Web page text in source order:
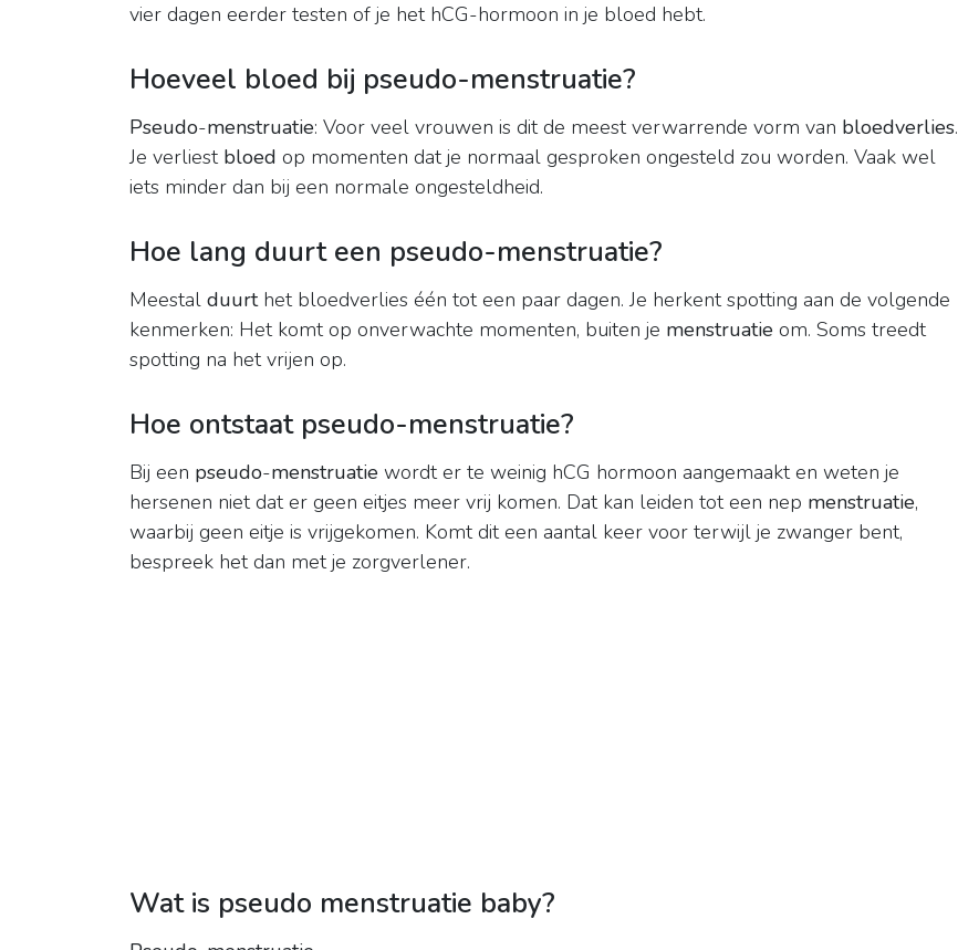
vier dagen eerder testen of je het hCG-hormoon in je bloed hebt.
Hoeveel bloed bij pseudo-menstruatie?
Pseudo-menstruatie: Voor veel vrouwen is dit de meest verwarrende vorm van bloedverlies.
Je verliest bloed op momenten dat je normaal gesproken ongesteld zou worden. Vaak wel
iets minder dan bij een normale ongesteldheid.
Hoe lang duurt een pseudo-menstruatie?
Meestal duurthet bloedverlies één tot een paar dagen. Je herkent spotting aan de volgende
kenmerken: Het komt op onverwachte momenten, buiten je menstruatie om. Soms treedt
spotting na het vrijen op.
Hoe ontstaat pseudo-menstruatie?
Bij een pseudo-menstruatie wordt er te weinig hCG hormoon aangemaakt en weten je
hersenen niet dat er geen eitjes meer vrij komen. Dat kan leiden tot een nep menstruatie,
waarbij geen eitje is vrijgekomen. Komt dit een aantal keer voor terwijl je zwanger bent,
bespreek het dan met je zorgverlener.
Wat is pseudo menstruatie baby?